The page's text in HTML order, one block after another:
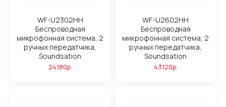
WF-U2302HH
Беспроводная
микрофонная система, 2
ручных передатчика,
Soundsation
24180р.
WF-U2602HH
Беспроводная
микрофонная система, 2
ручных передатчика,
Soundsation
43120р.